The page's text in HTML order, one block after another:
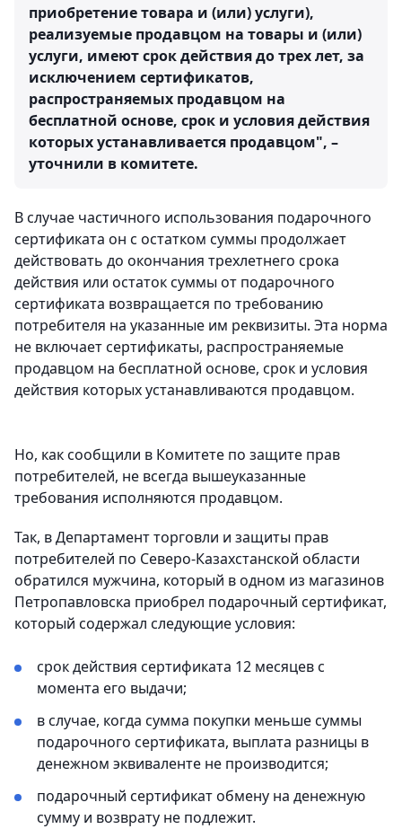
приобретение товара и (или) услуги),
реализуемые продавцом на товары и (или)
услуги, имеют срок действия до трех лет, за
исключением сертификатов,
распространяемых продавцом на
бесплатной основе, срок и условия действия
которых устанавливается продавцом", –
уточнили в комитете.
В случае частичного использования подарочного
сертификата он с остатком суммы продолжает
действовать до окончания трехлетнего срока
действия или остаток суммы от подарочного
сертификата возвращается по требованию
потребителя на указанные им реквизиты. Эта норма
не включает сертификаты, распространяемые
продавцом на бесплатной основе, срок и условия
действия которых устанавливаются продавцом.
Но, как сообщили в Комитете по защите прав
потребителей, не всегда вышеуказанные
требования исполняются продавцом.
Так, в Департамент торговли и защиты прав
потребителей по Северо-Казахстанской области
обратился мужчина, который в одном из магазинов
Петропавловска приобрел подарочный сертификат,
который содержал следующие условия:
срок действия сертификата 12 месяцев с
момента его выдачи;
в случае, когда сумма покупки меньше суммы
подарочного сертификата, выплата разницы в
денежном эквиваленте не производится;
подарочный сертификат обмену на денежную
сумму и возврату не подлежит.